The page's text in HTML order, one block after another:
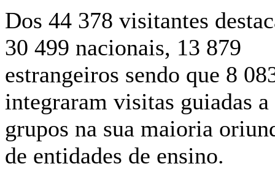
Dos 44 378 visitantes
30 499 nacionais, 13 879
estrangeiros sendo que 8
integraram visitas guiadas a
grupos na sua maioria
de entidades de ensino.